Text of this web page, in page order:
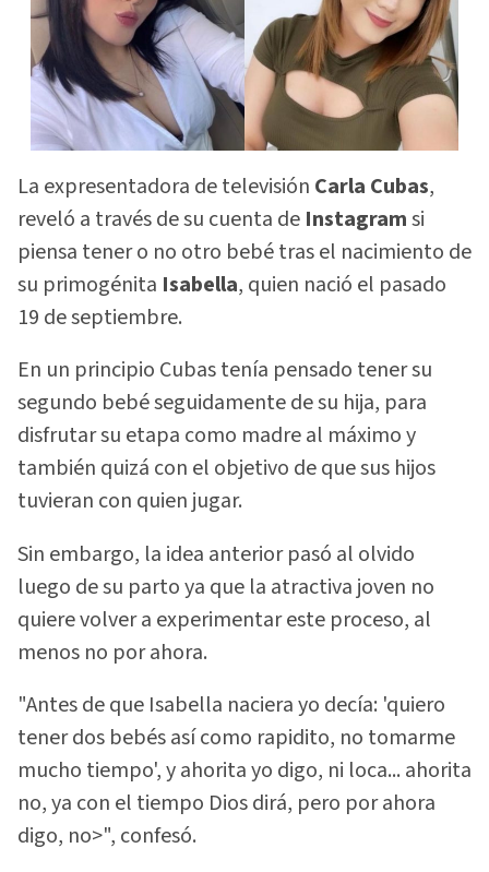
La expresentadora de televisión Carla Cubas,
reveló a través de su cuenta de Instagramsi
piensa tener o no otro bebé tras el nacimiento de
su primogénita Isabella, quien nació el pasado
19 de septiembre.
En un principio Cubas tenía pensado tener su
segundo bebé seguidamente de su hija, para
disfrutar su etapa como madre al máximo y
también quizá con el objetivo de que sus hijos
tuvieran con quien jugar.
Sin embargo, la idea anterior pasó al olvido
luego de su parto ya que la atractiva joven no
quiere volver a experimentar este proceso, al
menos no por ahora.
"Antes de que Isabella naciera yo decía: 'quiero
tener dos bebés así como rapidito, no tomarme
mucho tiempo', y ahorita yo digo, ni loca... ahorita
no, ya con el tiempo Dios dirá, pero por ahora
digo, no>", confesó.